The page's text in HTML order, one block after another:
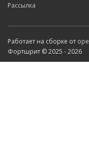
Рассылка
Работает на сборке от
Фортшрит © 2025 - 2026